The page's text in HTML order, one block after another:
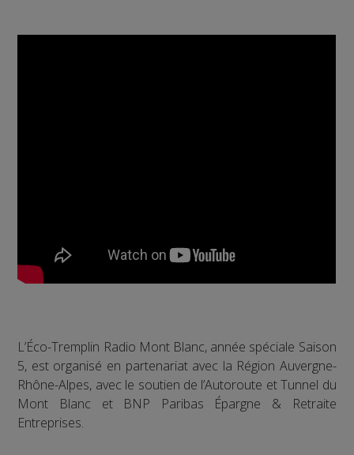
L’Éco-Tremplin Radio Mont Blanc, année spéciale Saison
5, est organisé en partenariat avec la Région Auvergne-
Rhône-Alpes, avec le soutien de l’Autoroute et Tunnel du
Mont Blanc et BNP Paribas Épargne & Retraite
Entreprises.